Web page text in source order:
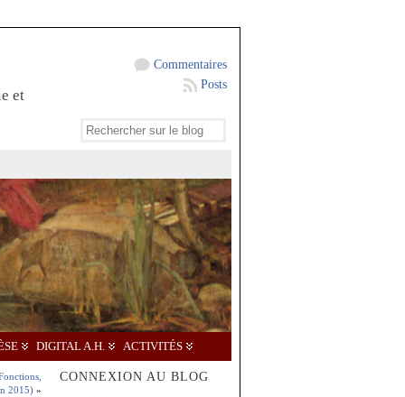
et
Commentaires
Posts
DIGITAL A.H. ACTIVITÉS
2015) »
CONNEXION AU BLOG